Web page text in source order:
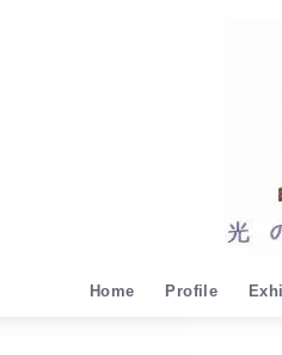
Home Profile